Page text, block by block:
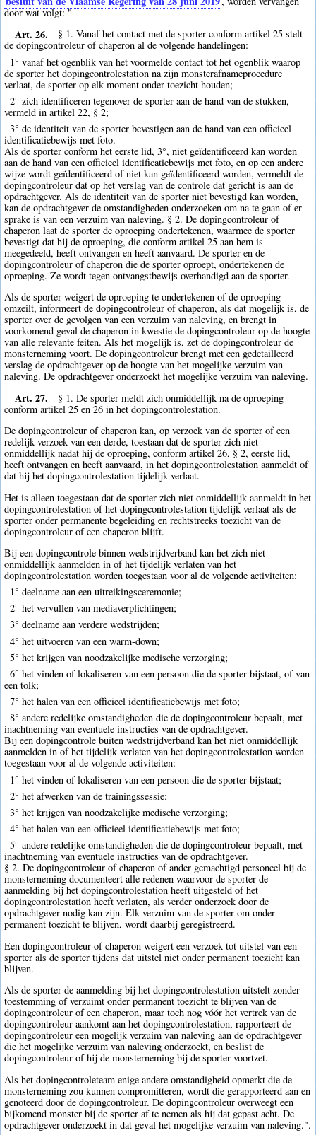
door wat volgt: "
Art. 26.
§ 1. Vanaf het contact met de sporter conform artikel 25 stelt
de dopingcontroleur of chaperon al de volgende handelingen:
1° vanaf het ogenblik van het voormelde contact tot het ogenblik waarop
de sporter het dopingcontrolestation na zijn monsterafnameprocedure
verlaat, de sporter op elk moment onder toezicht houden;
2° zich identificeren tegenover de sporter aan de hand van de stukken,
vermeld in artikel 22, § 2;
3° de identiteit van de sporter bevestigen aan de hand van een officieel
identificatiebewijs met foto.
Als de sporter conform het eerste lid, 3°, niet geïdentificeerd kan worden
aan de hand van een officieel identificatiebewijs met foto, en op een andere
wijze wordt geïdentificeerd of niet kan geïdentificeerd worden, vermeldt de
dopingcontroleur dat op het verslag van de controle dat gericht is aan de
opdrachtgever. Als de identiteit van de sporter niet bevestigd kan worden,
kan de opdrachtgever de omstandigheden onderzoeken om na te gaan of er
sprake is van een verzuim van naleving. § 2. De dopingcontroleur of
chaperon laat de sporter de oproeping ondertekenen, waarmee de sporter
bevestigt dat hij de oproeping, die conform artikel 25 aan hem is
meegedeeld, heeft ontvangen en heeft aanvaard. De sporter en de
dopingcontroleur of chaperon die de sporter oproept, ondertekenen de
oproeping. Ze wordt tegen ontvangstbewijs overhandigd aan de sporter.
Als de sporter weigert de oproeping te ondertekenen of de oproeping
omzeilt, informeert de dopingcontroleur of chaperon, als dat mogelijk is, de
sporter over de gevolgen van een verzuim van naleving, en brengt in
voorkomend geval de chaperon in kwestie de dopingcontroleur op de hoogte
van alle relevante feiten. Als het mogelijk is, zet de dopingcontroleur de
monsterneming voort. De dopingcontroleur brengt met een gedetailleerd
verslag de opdrachtgever op de hoogte van het mogelijke verzuim van
naleving. De opdrachtgever onderzoekt het mogelijke verzuim van naleving.
Art. 27.
§ 1. De sporter meldt zich onmiddellijk na de oproeping
conform artikel 25 en 26 in het dopingcontrolestation.
De dopingcontroleur of chaperon kan, op verzoek van de sporter of een
redelijk verzoek van een derde, toestaan dat de sporter zich niet
onmiddellijk nadat hij de oproeping, conform artikel 26, § 2, eerste lid,
heeft ontvangen en heeft aanvaard, in het dopingcontrolestation aanmeldt of
dat hij het dopingcontrolestation tijdelijk verlaat.
Het is alleen toegestaan dat de sporter zich niet onmiddellijk aanmeldt in het
dopingcontrolestation of het dopingcontrolestation tijdelijk verlaat als de
sporter onder permanente begeleiding en rechtstreeks toezicht van de
dopingcontroleur of een chaperon blijft.
Bij een dopingcontrole binnen wedstrijdverband kan het zich niet
onmiddellijk aanmelden in of het tijdelijk verlaten van het
dopingcontrolestation worden toegestaan voor al de volgende activiteiten:
1° deelname aan een uitreikingsceremonie;
2° het vervullen van mediaverplichtingen;
3° deelname aan verdere wedstrijden;
4° het uitvoeren van een warm-down;
5° het krijgen van noodzakelijke medische verzorging;
6° het vinden of lokaliseren van een persoon die de sporter bijstaat, of van
een tolk;
7° het halen van een officieel identificatiebewijs met foto;
8° andere redelijke omstandigheden die de dopingcontroleur bepaalt, met
inachtneming van eventuele instructies van de opdrachtgever.
Bij een dopingcontrole buiten wedstrijdverband kan het niet onmiddellijk
aanmelden in of het tijdelijk verlaten van het dopingcontrolestation worden
toegestaan voor al de volgende activiteiten:
1° het vinden of lokaliseren van een persoon die de sporter bijstaat;
2° het afwerken van de trainingssessie;
3° het krijgen van noodzakelijke medische verzorging;
4° het halen van een officieel identificatiebewijs met foto;
5° andere redelijke omstandigheden die de dopingcontroleur bepaalt, met
inachtneming van eventuele instructies van de opdrachtgever.
§ 2. De dopingcontroleur of chaperon of ander gemachtigd personeel bij de
monsterneming documenteert alle redenen waarvoor de sporter de
aanmelding bij het dopingcontrolestation heeft uitgesteld of het
dopingcontrolestation heeft verlaten, als verder onderzoek door de
opdrachtgever nodig kan zijn. Elk verzuim van de sporter om onder
permanent toezicht te blijven, wordt daarbij geregistreerd.
Een dopingcontroleur of chaperon weigert een verzoek tot uitstel van een
sporter als de sporter tijdens dat uitstel niet onder permanent toezicht kan
blijven.
Als de sporter de aanmelding bij het dopingcontrolestation uitstelt zonder
toestemming of verzuimt onder permanent toezicht te blijven van de
dopingcontroleur of een chaperon, maar toch nog vóór het vertrek van de
dopingcontroleur aankomt aan het dopingcontrolestation, rapporteert de
dopingcontroleur een mogelijk verzuim van naleving aan de opdrachtgever
die het mogelijke verzuim van naleving onderzoekt, en beslist de
dopingcontroleur of hij de monsterneming bij de sporter voortzet.
Als het dopingcontroleteam enige andere omstandigheid opmerkt die de
monsterneming zou kunnen compromitteren, wordt die gerapporteerd aan en
genoteerd door de dopingcontroleur. De dopingcontroleur overweegt een
bijkomend monster bij de sporter af te nemen als hij dat gepast acht. De
opdrachtgever onderzoekt in dat geval het mogelijke verzuim van naleving.".